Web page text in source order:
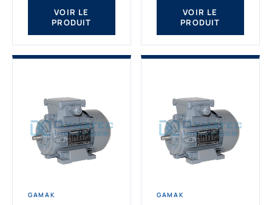
VOIR LE
PRODUIT
VOIR LE
PRODUIT
GAMAK GAMAK